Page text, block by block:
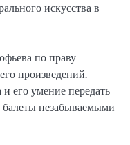
искусства в
по праву
произведений.
его умение передать
незабываемыми